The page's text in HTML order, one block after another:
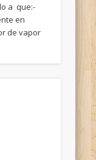
a que:-
en
de vapor